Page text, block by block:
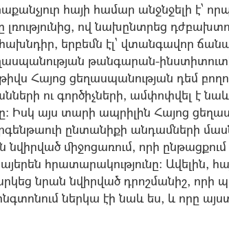
հայի համար անջնջելի է՝
լռությունից, ով նախընտրեց
երբեմն էլ` վտանգավոր
թանգարան-
Հայոց ցեղասպանության դեմ
ու գործիչների, ամփոփվել է
Իսկ այս տարի ապրիլին Հայոց
ընտանիքի անդամների
միջոցառում, որի
հրատարակությունը: Ավելին,
նրան նվիրված դրոշմանիշ,
ներկա էի նաև ես, և որը